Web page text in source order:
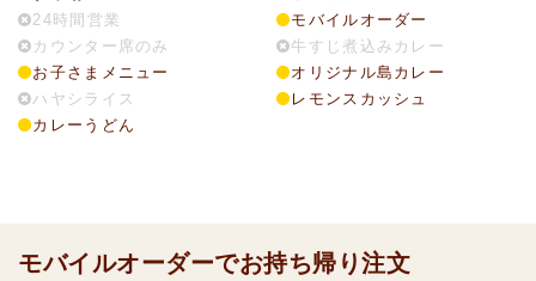
24時間営業
カウンター席のみ
お子さまメニュー
ハヤシライス
カレーうどん
モバイルオーダー
牛すじ煮込みカレー
オリジナル島カレー
レモンスカッシュ
モバイルオーダーでお持ち帰り注文